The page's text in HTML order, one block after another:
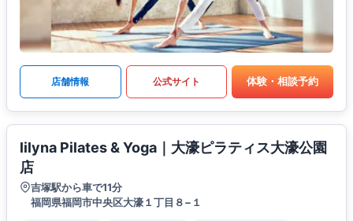
店舗情報 公式サイト 体験・相談予約
lilyna Pilates & Yoga｜大濠ピラティス大濠公園
店
吉塚駅から車で11分
福岡県福岡市中央区大濠１丁目８−１